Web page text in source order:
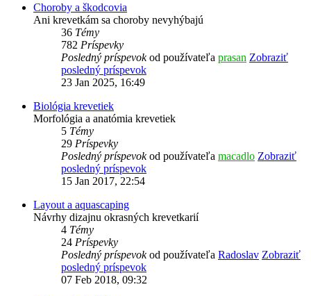
Choroby a škodcovia
Ani krevetkám sa choroby nevyhýbajú
36 Témy
782 Príspevky
Posledný príspevokod používateľa prasan Zobraziť
posledný príspevok
23 Jan 2025, 16:49
Biológia krevetiek
Morfológia a anatómia krevetiek
5 Témy
29 Príspevky
Posledný príspevokod používateľa macadlo Zobraziť
posledný príspevok
15 Jan 2017, 22:54
Layout a aquascaping
Návrhy dizajnu okrasných krevetkarií
4 Témy
24 Príspevky
Posledný príspevokod používateľa Radoslav Zobraziť
posledný príspevok
07 Feb 2018, 09:32